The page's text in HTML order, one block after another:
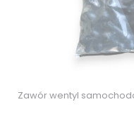
Zawór wentyl